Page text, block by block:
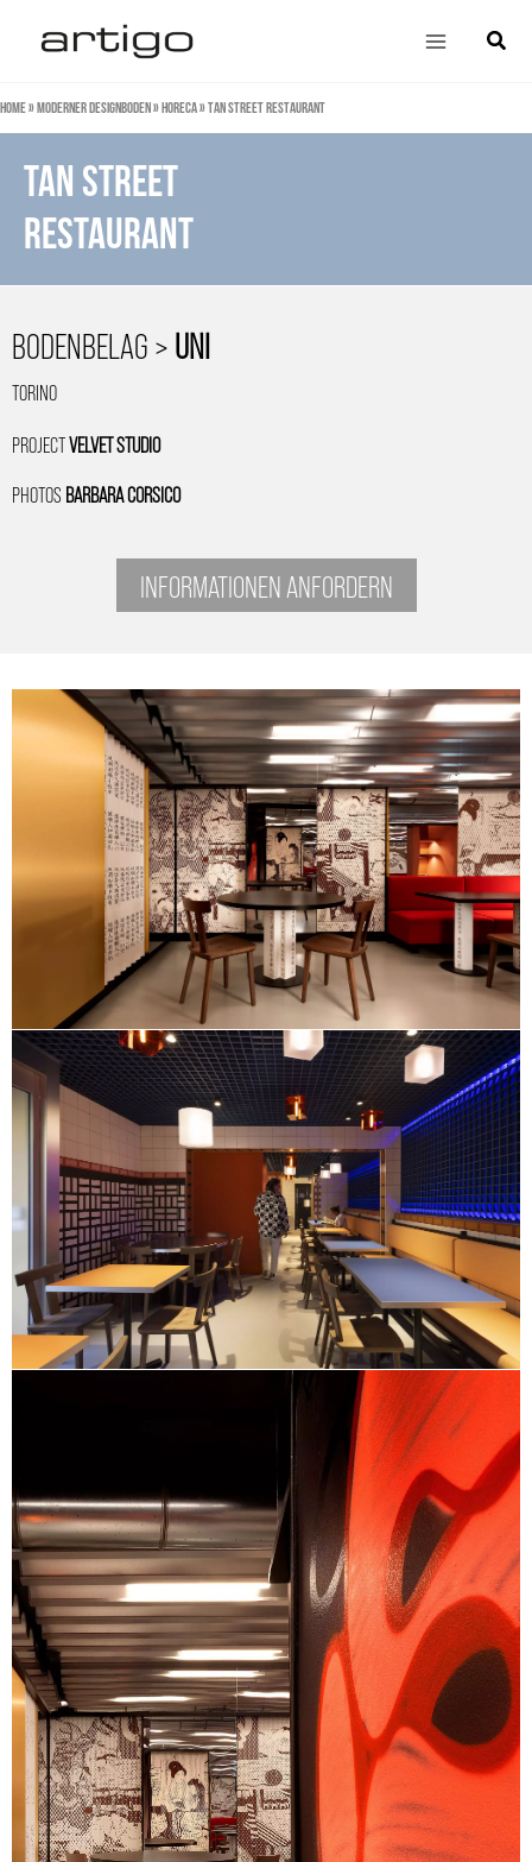
springen
Main
Suche
Home»Moderner Designboden»HoReCa»Tan Street restaurant
TAN STREET
RESTAURANT
BODENBELAG >UNI
TORINO
PROJECTVELVET STUDIO
PHOTOS BARBARA CORSICO
INFORMATIONEN ANFORDERN